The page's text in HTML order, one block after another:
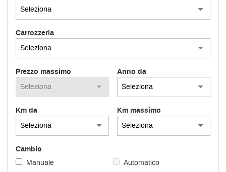
Carrozzeria
Prezzo massimo Anno da
Km da Km massimo
Cambio
Manuale Automatico